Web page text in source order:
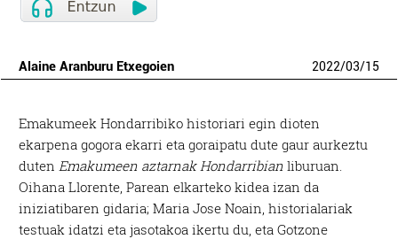
Alaine Aranburu Etxegoien 2022/03/15
Emakumeek Hondarribiko historiari egin dioten
ekarpena gogora ekarri eta goraipatu dute gaur aurkeztu
duten Emakumeen aztarnak Hondarribianliburuan.
Oihana Llorente, Parean elkarteko kidea izan da
iniziatibaren gidaria; Maria Jose Noain, historialariak
testuak idatzi eta jasotakoa ikertu du, eta Gotzone